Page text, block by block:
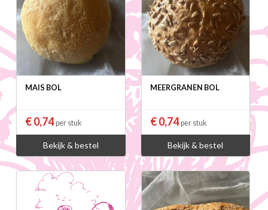
MAIS BOL
€ 0,74per stuk
Bekijk & bestel
MEERGRANEN BOL
€ 0,74per stuk
Bekijk & bestel